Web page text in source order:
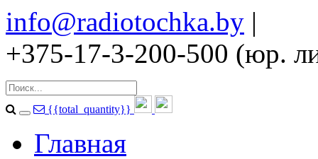
info@radiotochka.by |
+375-17-3-200-500 (юр.
{{total_quantity}}
Главная